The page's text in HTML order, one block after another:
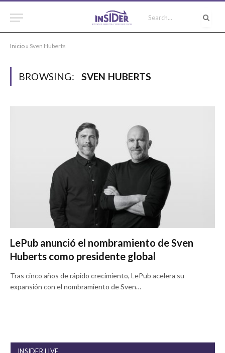
Inicio » Sven Huberts
BROWSING: SVEN HUBERTS
LePub anunció el nombramiento de Sven
Huberts como presidente global
Tras cinco años de rápido crecimiento, LePub acelera su
expansión con el nombramiento de Sven…
INSIDER LIVE